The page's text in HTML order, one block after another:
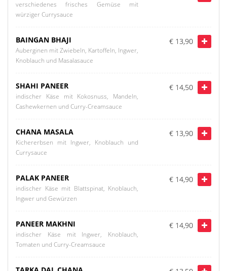
verschiedenes frisches Gemüse mit
würziger Currysauce
BAINGAN BHAJI
Auberginen mit Zwiebeln, Kartoffeln, Ingwer,
Knoblauch und Masalasauce
€ 13,90
SHAHI PANEER
indischer Käse mit Kokosnuss, Mandeln,
Cashewkernen und Curry-Creamsauce
€ 14,50
CHANA MASALA
Kichererbsen mit Ingwer, Knoblauch und
Currysauce
€ 13,90
PALAK PANEER
indischer Käse mit Blattspinat, Knoblauch,
Ingwer und Gewürzen
€ 14,90
PANEER MAKHNI
indischer Käse mit Ingwer, Knoblauch,
Tomaten und Curry-Creamsauce
€ 14,90